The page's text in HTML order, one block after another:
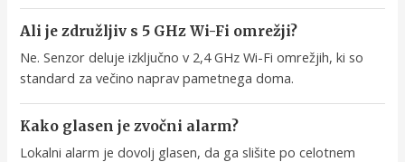
Ali je združljiv s 5 GHz Wi-Fi omrežji?
Ne. Senzor deluje izključno v 2,4 GHz Wi-Fi omrežjih, ki so
standard za večino naprav pametnega doma.
Kako glasen je zvočni alarm?
Lokalni alarm je dovolj glasen, da ga slišite po celotnem